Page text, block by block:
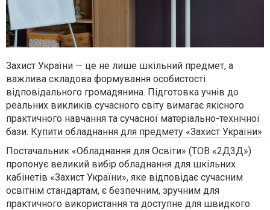
Захист України — це не лише шкільний предмет, а
важлива складова формування особистості
відповідального громадянина. Підготовка учнів до
реальних викликів сучасного світу вимагає якісного
практичного навчання та сучасної матеріально-технічної
бази. Купити обладнання для предмету «Захист України»
Постачальник «Обладнання для Освіти» (ТОВ «2Д3Д»)
пропонує великий вибір обладнання для шкільних
кабінетів «Захист України», яке відповідає сучасним
освітнім стандартам, є безпечним, зручним для
практичного використання та доступне для швидкого